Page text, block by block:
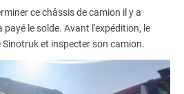
ce châssis de camion il y a
le solde. Avant l'expédition, le
et inspecter son camion.